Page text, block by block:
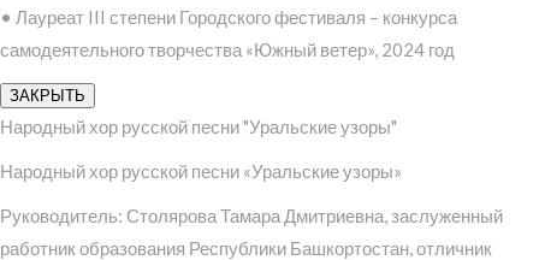
• Лауреат III степени Городского фестиваля – конкурса
самодеятельного творчества «Южный ветер», 2024 год
ЗАКРЫТЬ
Народный хор русской песни "Уральские узоры"
Народный хор русской песни «Уральские узоры»
Руководитель: Столярова Тамара Дмитриевна, заслуженный
работник образования Республики Башкортостан, отличник